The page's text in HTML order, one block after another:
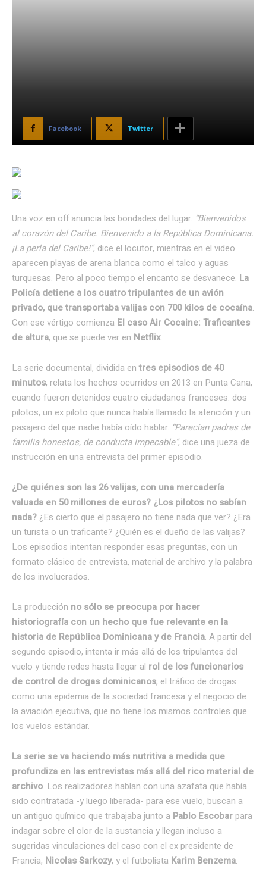
Facebook Twitter
Una voz en off anuncia las bondades del lugar. “Bienvenidos
al corazón del Caribe. Bienvenido a la República Dominicana.
¡La perla del Caribe!”, dice el locutor, mientras en el video
aparecen playas de arena blanca como el talco y aguas
turquesas. Pero al poco tiempo el encanto se desvanece. La
Policía detiene a los cuatro tripulantes de un avión
privado, que transportaba valijas con 700 kilos de cocaína.
Con ese vértigo comienza El caso Air Cocaine: Traficantes
de altura, que se puede ver en Netflix.
La serie documental, dividida entres episodios de 40
minutos, relata los hechos ocurridos en 2013 en Punta Cana,
cuando fueron detenidos cuatro ciudadanos franceses: dos
pilotos, un ex piloto que nunca había llamado la atención y un
pasajero del que nadie había oído hablar. “Parecían padres de
familia honestos, de conducta impecable”, dice una jueza de
instrucción en una entrevista del primer episodio.
¿De quiénes son las 26 valijas, con una mercadería
valuada en 50 millones de euros? ¿Los pilotos no sabían
nada? ¿Es cierto que el pasajero no tiene nada que ver? ¿Era
un turista o un traficante? ¿Quién es el dueño de las valijas?
Los episodios intentan responder esas preguntas, con un
formato clásico de entrevista, material de archivo y la palabra
de los involucrados.
La producción no sólo se preocupa por hacer
historiografía con un hecho que fue relevante en la
historia de República Dominicana y de Francia. A partir del
segundo episodio, intenta ir más allá de los tripulantes del
vuelo y tiende redes hasta llegar al rol de los funcionarios
de control de drogas dominicanos, el tráfico de drogas
como una epidemia de la sociedad francesa y el negocio de
la aviación ejecutiva, que no tiene los mismos controles que
los vuelos estándar.
La serie se va haciendo más nutritiva a medida que
profundiza en las entrevistas más allá del rico material de
archivo. Los realizadores hablan con una azafata que había
sido contratada -y luego liberada- para ese vuelo, buscan a
un antiguo químico que trabajaba junto a Pablo Escobar para
indagar sobre el olor de la sustancia y llegan incluso a
sugeridas vinculaciones del caso con el ex presidente de
Francia, Nicolas Sarkozy, y el futbolista Karim Benzema.